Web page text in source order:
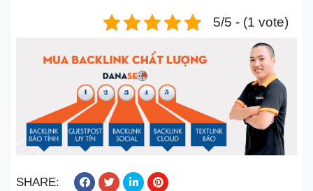
5/5 - (1 vote)
SHARE: